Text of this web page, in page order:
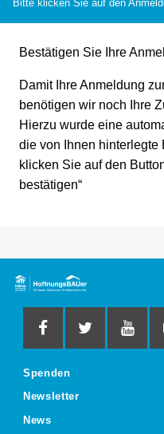
Bitte klicken Sie auf den
Bestätigen Sie Ihre
Damit Ihre Anmeldung
benötigen wir noch Ihre
Hierzu wurde eine
die von Ihnen hinterlegte
klicken Sie auf den
bestätigen“
Spenden
Newsletter
News